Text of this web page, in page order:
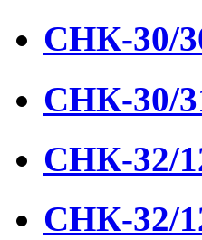
СНК-30/
СНК-30/
СНК-32/
СНК-32/